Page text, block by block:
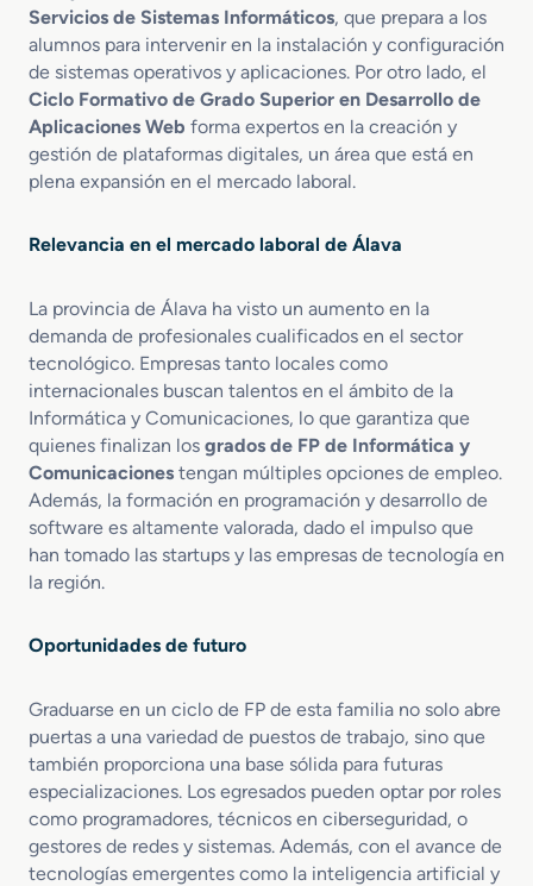
Servicios de Sistemas Informáticos, que prepara a los
alumnos para intervenir en la instalación y configuración
de sistemas operativos y aplicaciones. Por otro lado, el
Ciclo Formativo de Grado Superior en Desarrollo de
Aplicaciones Web forma expertos en la creación y
gestión de plataformas digitales, un área que está en
plena expansión en el mercado laboral.
Relevancia en el mercado laboral de Álava
La provincia de Álava ha visto un aumento en la
demanda de profesionales cualificados en el sector
tecnológico. Empresas tanto locales como
internacionales buscan talentos en el ámbito de la
Informática y Comunicaciones, lo que garantiza que
quienes finalizan los grados de FP de Informática y
Comunicaciones tengan múltiples opciones de empleo.
Además, la formación en programación y desarrollo de
software es altamente valorada, dado el impulso que
han tomado las startups y las empresas de tecnología en
la región.
Oportunidades de futuro
Graduarse en un ciclo de FP de esta familia no solo abre
puertas a una variedad de puestos de trabajo, sino que
también proporciona una base sólida para futuras
especializaciones. Los egresados pueden optar por roles
como programadores, técnicos en ciberseguridad, o
gestores de redes y sistemas. Además, con el avance de
tecnologías emergentes como la inteligencia artificial y